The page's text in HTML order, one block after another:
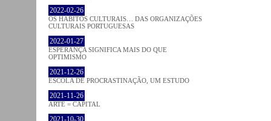
2022-02-26
OS HÁBITOS CULTURAIS… DAS ORGANIZAÇÕES
CULTURAIS PORTUGUESAS
2022-01-27
ESPERANÇA SIGNIFICA MAIS DO QUE
OPTIMISMO
2021-12-26
ESCOLA DE PROCRASTINAÇÃO, UM ESTUDO
2021-11-26
ARTE = CAPITAL